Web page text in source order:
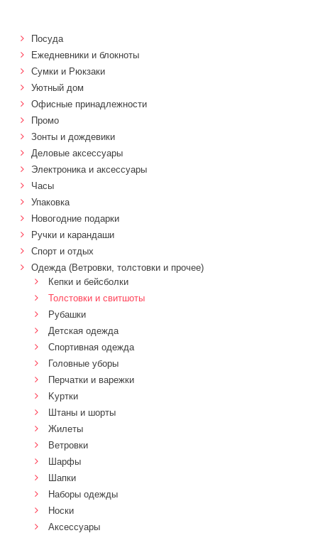
Посуда
Ежедневники и блокноты
Сумки и Рюкзаки
Уютный дом
Офисные принадлежности
Промо
Зонты и дождевики
Деловые аксессуары
Электроника и аксессуары
Часы
Упаковка
Новогодние подарки
Ручки и карандаши
Спорт и отдых
Одежда (Ветровки, толстовки и прочее)
Кепки и бейсболки
Толстовки и свитшоты
Рубашки
Детская одежда
Спортивная одежда
Головные уборы
Перчатки и варежки
Kуртки
Штаны и шорты
Жилеты
Ветровки
Шарфы
Шапки
Наборы одежды
Носки
Аксессуары